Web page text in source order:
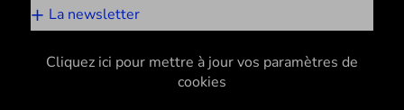
La newsletter
Cliquez ici pour mettre à jour vos paramètres de
cookies